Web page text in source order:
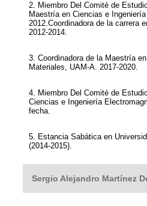
2. Miembro Del Comité de
Maestría en Ciencias e
2012.Coordinadora de la carrera
2012-2014.
3. Coordinadora de la Maestría
Materiales, UAM-A. 2017-2020.
4. Miembro Del Comité de
Ciencias e Ingeniería
fecha.
5. Estancia Sabática en
(2014-2015).
Sergio Alejandro Martínez